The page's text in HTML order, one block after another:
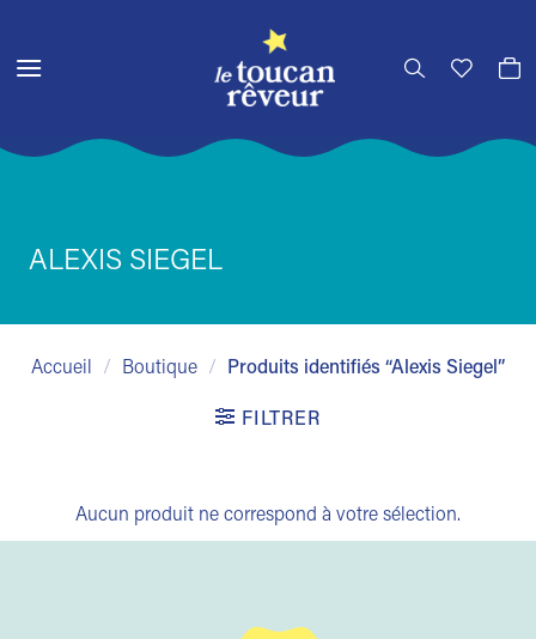
contenu
ALEXIS SIEGEL
Accueil / Boutique / Produits identifiés “Alexis Siegel”
FILTRER
Aucun produit ne correspond à votre sélection.